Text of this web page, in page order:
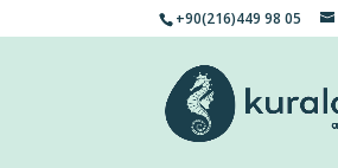
+90(216)449 98 05